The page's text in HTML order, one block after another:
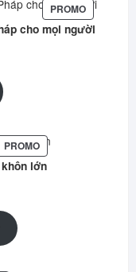
PROMOPRODUIT
EN
cho mọi người
actuel
:
PROMOPRODUIT
EN
PROMOTION
lớn
actuel
est :